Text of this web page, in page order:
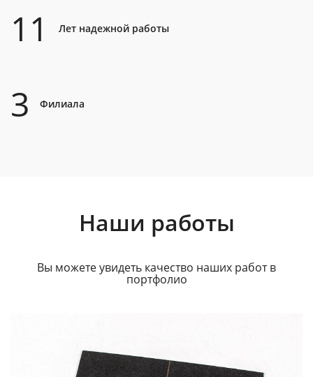
11 Лет надежной работы
3 Филиала
Наши работы
Вы можете увидеть качество наших работ в
портфолио